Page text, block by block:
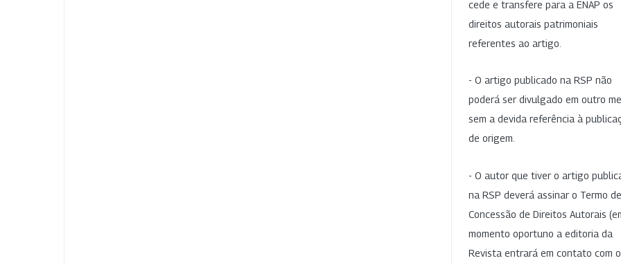
cede e transfere para a ENAP os
direitos autorais patrimoniais
referentes ao artigo.
- O artigo publicado na RSP não
poderá ser divulgado em outro
sem a devida referência à
de origem.
- O autor que tiver o artigo
na RSP deverá assinar o Termo de
Concessão de Direitos Autorais
momento oportuno a editoria da
Revista entrará em contato com o